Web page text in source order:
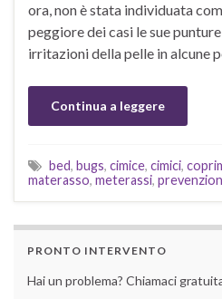
ora, non è stata individuata
peggiore dei casi le sue
irritazioni della pelle in alcune
Continua a leggere
bed, bugs, cimice, cimici,
materasso, meterassi,
PRONTO INTERVENTO
Hai un problema? Chiamaci